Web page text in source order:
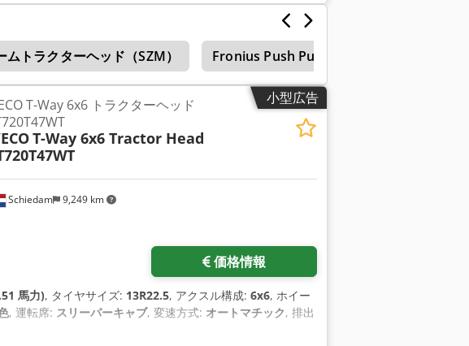
ムトラクターヘッド（SZM） Fronius Push Pull
小型広告
Schiedam 9,249 km
T-Way 6x6 トラクターヘッド
T-Way 6x6 Tractor Head
価格情報
馬力), タイヤサイズ: 13R22.5, アクスル構成: 6x6, ホイー
, 運転席: スリーパーキャブ, 変速方式: オートマチック, 排出